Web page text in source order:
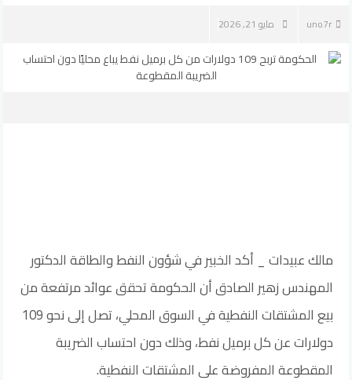
uno7r مايو 21, 2026
مالك عبيدات _ أكد الخبير في شؤون النفط والطاقة الدكتور
المهندس زهير الصادق أن الحكومة تحقق عوائد مرتفعة من
بيع المشتقات النفطية في السوق المحلي، تصل إلى نحو 109
دولارات عن كل برميل نفط، وذلك دون احتساب الضريبة
المقطوعة المفروضة على المشتقات النفطية.